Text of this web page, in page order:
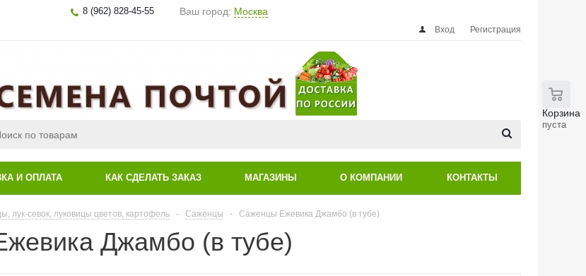
8 (962) 828-45-55 Ваш город: Москва
Вход Регистрация
Корзина
пуста
И ОПЛАТА КАК СДЕЛАТЬ ЗАКАЗ МАГАЗИНЫ О КОМПАНИИ КОНТАКТЫ
лук-севок, луковицы цветов, картофель - Саженцы - Саженцы Ежевика Джамбо (в тубе)
Джамбо (в тубе)